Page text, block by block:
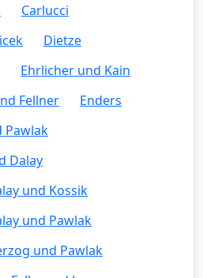
Carlucci
Dietze
Ehrlicher und Kain
Fellner
Enders
Pawlak
Dalay
und Kossik
und Pawlak
und Pawlak